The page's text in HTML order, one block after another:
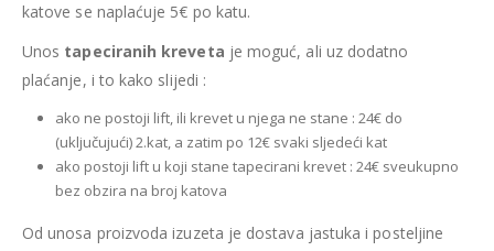
katove se naplaćuje 5€ po katu.
Unos tapeciranih kreveta je moguć, ali uz dodatno
plaćanje, i to kako slijedi :
ako ne postoji lift, ili krevet u njega ne stane : 24€ do
(uključujući) 2.kat, a zatim po 12€ svaki sljedeći kat
ako postoji lift u koji stane tapecirani krevet : 24€ sveukupno
bez obzira na broj katova
Od unosa proizvoda izuzeta je dostava jastuka i posteljine